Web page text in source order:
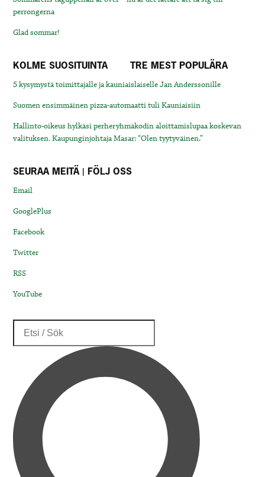
perrongerna
Glad sommar!
KOLME SUOSITUINTA TRE MEST POPULÄRA
5 kysymystä toimittajalle ja kauniaislaiselle Jan Anderssonille
Suomen ensimmäinen pizza-automaatti tuli Kauniaisiin
Hallinto-oikeus hylkäsi perheryhmäkodin aloittamislupaa koskevan
valituksen. Kaupunginjohtaja Masar: “Olen tyytyväinen.”
SEURAA MEITÄ | FÖLJ OSS
Email
GooglePlus
Facebook
Twitter
RSS
YouTube